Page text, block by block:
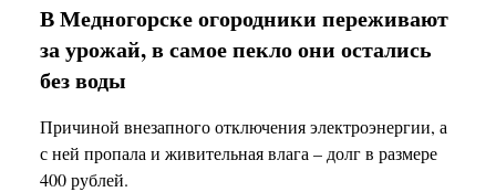
В Медногорске огородники переживают
за урожай, в самое пекло они остались
без воды
Причиной внезапного отключения электроэнергии, а
с ней пропала и живительная влага – долг в размере
400 рублей.